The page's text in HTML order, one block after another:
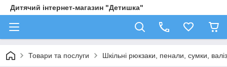
Дитячий інтернет-магазин "Детишка"
Товари та послуги Шкільні рюкзаки, пенали, сумки,